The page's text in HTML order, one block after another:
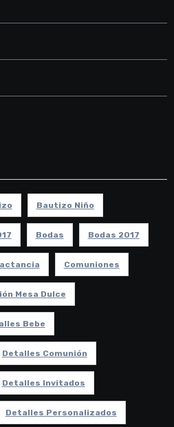
Bautizo Niño
Bodas Bodas 2017
Comuniones
Mesa Dulce
Bebe
Detalles Comunión
Detalles Invitados
Detalles Personalizados